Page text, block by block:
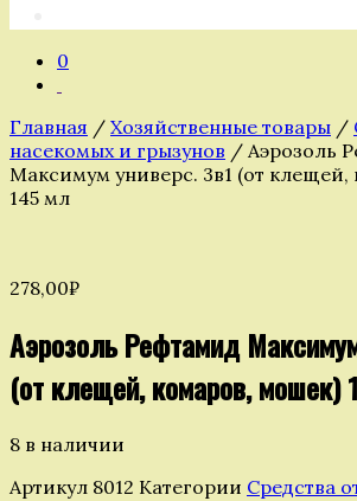
0
Главная / Хозяйственные товары /
насекомых и грызунов / Аэрозоль
Максимум универс. 3в1 (от
145 мл
278,00₽
Аэрозоль Рефтамид
(от клещей, комаров, мошек)
8 в наличии
Артикул 8012 Категории Средства